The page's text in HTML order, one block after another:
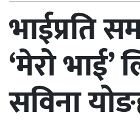
भाईप्रति
‘मेरो
सविना